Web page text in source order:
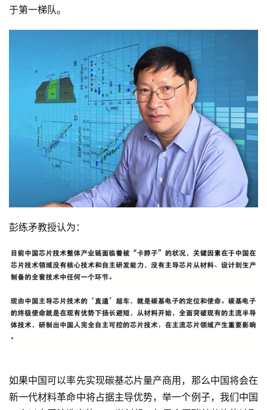
于第一梯队。
彭练矛教授认为：
如果中国可以率先实现碳基芯片量产商用，那么中国将会在
新一代材料革命中将占据主导优势，举一个例子，我们中国